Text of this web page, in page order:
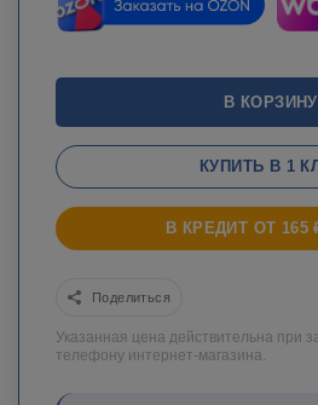
В КОРЗИНУ
КУПИТЬ В 1
В КРЕДИТ ОТ 165
Поделиться
Указанная цена действительна при
телефону интернет-магазина.